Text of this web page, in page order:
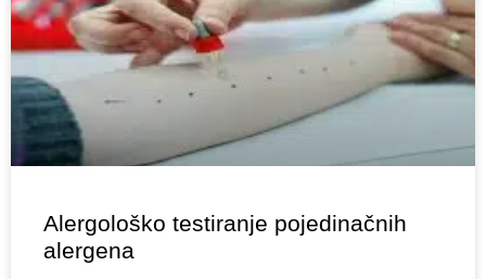
Alergološko testiranje pojedinačnih
alergena